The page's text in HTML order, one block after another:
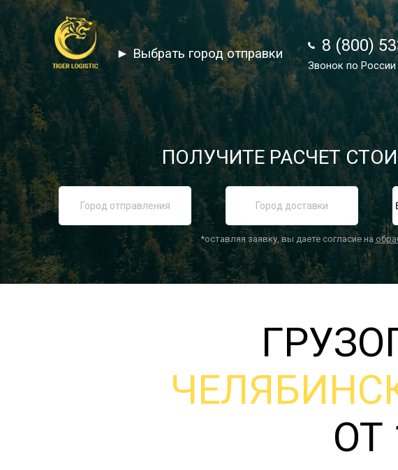
8 (800)
Звонок по
► Выбрать город отправки 8 (800)
Звонок по
ПОЛУЧИТЕ РАСЧЕТ
*оставляя заявку, вы даете согласие на
ОТ